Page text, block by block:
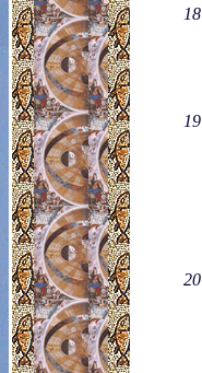
18
19
20